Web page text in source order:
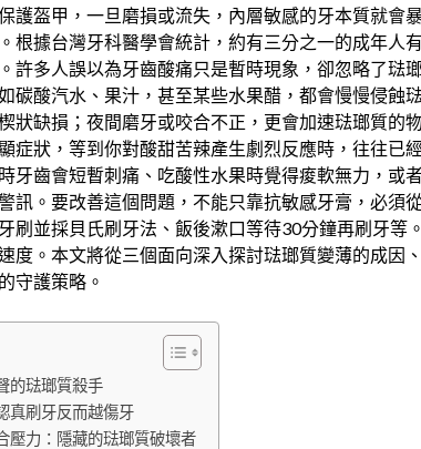
護盔甲，一旦磨損或流失，內層敏感的牙本質就會
根據台灣牙科醫學會統計，約有三分之一的成年人
許多人誤以為牙齒酸痛只是暫時現象，卻忽略了琺
碳酸汽水、果汁，甚至某些水果醋，都會慢慢侵蝕
狀缺損；夜間磨牙或咬合不正，更會加速琺瑯質的
症狀，等到你對酸甜苦辣產生劇烈反應時，往往已
牙齒會短暫刺痛、吃酸性水果時覺得痠軟無力，或
訊。要改善這個問題，不能只靠抗敏感牙膏，必須
刷並採貝氏刷牙法、飯後漱口等待30分鐘再刷牙等
度。本文將從三個面向深入探討琺瑯質變薄的成因
守護策略。
的琺瑯質殺手
真刷牙反而越傷牙
壓力：隱藏的琺瑯質破壞者